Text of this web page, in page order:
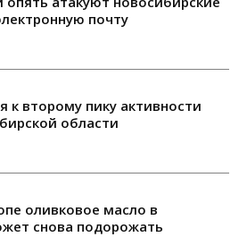
почту
к второму пику активности
области
оливковое масло в
снова подорожать